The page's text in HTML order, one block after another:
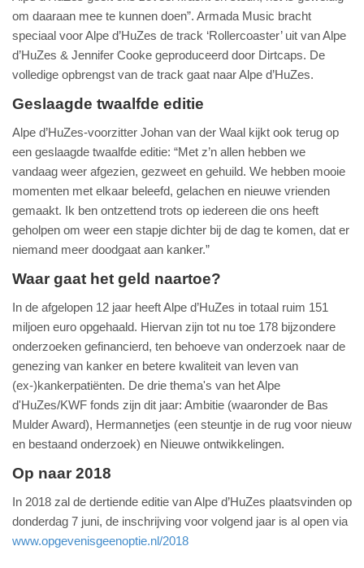
om daaraan mee te kunnen doen”. Armada Music bracht
speciaal voor Alpe d’HuZes de track ‘Rollercoaster’ uit van Alpe
d’HuZes & Jennifer Cooke geproduceerd door Dirtcaps. De
volledige opbrengst van de track gaat naar Alpe d’HuZes.
Geslaagde twaalfde editie
Alpe d’HuZes-voorzitter Johan van der Waal kijkt ook terug op
een geslaagde twaalfde editie: “Met z’n allen hebben we
vandaag weer afgezien, gezweet en gehuild. We hebben mooie
momenten met elkaar beleefd, gelachen en nieuwe vrienden
gemaakt. Ik ben ontzettend trots op iedereen die ons heeft
geholpen om weer een stapje dichter bij de dag te komen, dat er
niemand meer doodgaat aan kanker.”
Waar gaat het geld naartoe?
In de afgelopen 12 jaar heeft Alpe d’HuZes in totaal ruim 151
miljoen euro opgehaald. Hiervan zijn tot nu toe 178 bijzondere
onderzoeken gefinancierd, ten behoeve van onderzoek naar de
genezing van kanker en betere kwaliteit van leven van
(ex-)kankerpatiënten. De drie thema's van het Alpe
d'HuZes/KWF fonds zijn dit jaar: Ambitie (waaronder de Bas
Mulder Award), Hermannetjes (een steuntje in de rug voor nieuw
en bestaand onderzoek) en Nieuwe ontwikkelingen.
Op naar 2018
In 2018 zal de dertiende editie van Alpe d’HuZes plaatsvinden op
donderdag 7 juni, de inschrijving voor volgend jaar is al open via
www.opgevenisgeenoptie.nl/2018